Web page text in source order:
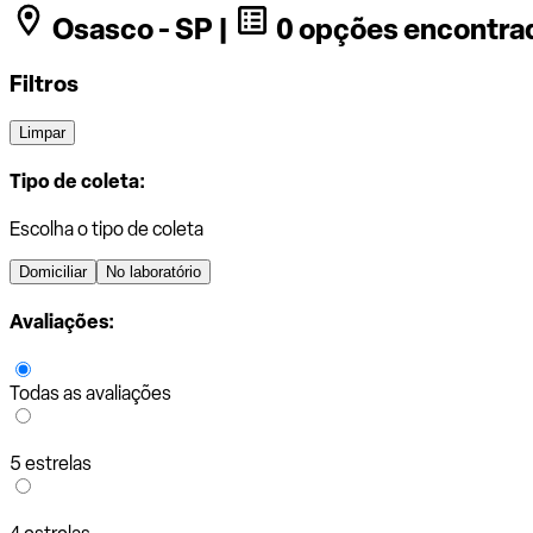
Osasco - SP | 0 opções
Filtros
Limpar
Tipo de coleta:
Escolha o tipo de coleta
Domiciliar No laboratório
Avaliações:
Todas as avaliações
5 estrelas